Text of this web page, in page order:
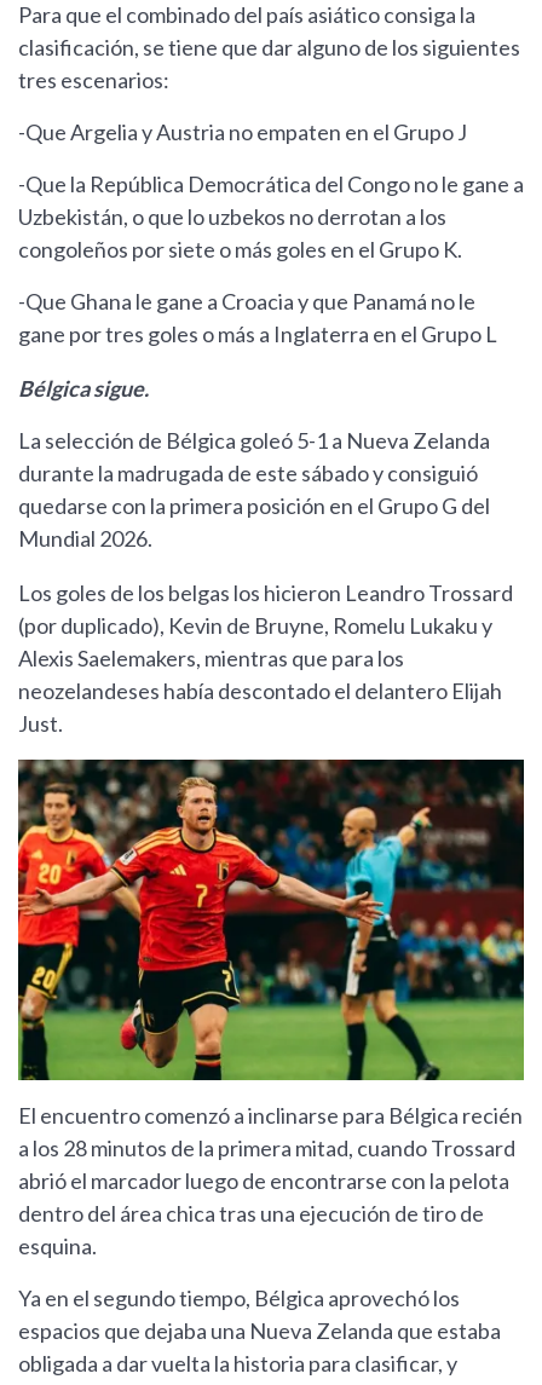
Para que el combinado del país asiático consiga la
clasificación, se tiene que dar alguno de los siguientes
tres escenarios:
-Que Argelia y Austria no empaten en el Grupo J
-Que la República Democrática del Congo no le gane a
Uzbekistán, o que lo uzbekos no derrotan a los
congoleños por siete o más goles en el Grupo K.
-Que Ghana le gane a Croacia y que Panamá no le
gane por tres goles o más a Inglaterra en el Grupo L
Bélgica sigue.
La selección de Bélgica goleó 5-1 a Nueva Zelanda
durante la madrugada de este sábado y consiguió
quedarse con la primera posición en el Grupo G del
Mundial 2026.
Los goles de los belgas los hicieron Leandro Trossard
(por duplicado), Kevin de Bruyne, Romelu Lukaku y
Alexis Saelemakers, mientras que para los
neozelandeses había descontado el delantero Elijah
Just.
El encuentro comenzó a inclinarse para Bélgica recién
a los 28 minutos de la primera mitad, cuando Trossard
abrió el marcador luego de encontrarse con la pelota
dentro del área chica tras una ejecución de tiro de
esquina.
Ya en el segundo tiempo, Bélgica aprovechó los
espacios que dejaba una Nueva Zelanda que estaba
obligada a dar vuelta la historia para clasificar, y